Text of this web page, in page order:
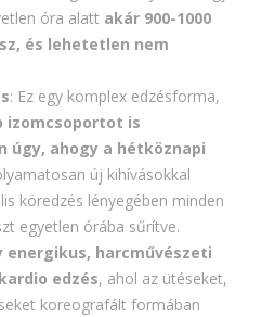
óra alatt akár 900-1000
és lehetetlen nem
: Ez egy komplex edzésforma,
izomcsoportot is
úgy, ahogy a hétköznapi
új kihívásokkal
köredzés lényegében minden
egyetlen órába sűrítve.
energikus, harcművészeti
edzés, ahol az ütéseket,
koreografált formában